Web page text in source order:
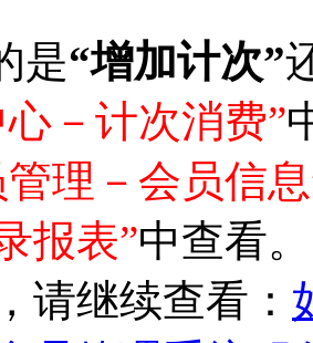
是“增加计次”
－计次消费”
管理－会员信
报表”中查看
请继续查看：